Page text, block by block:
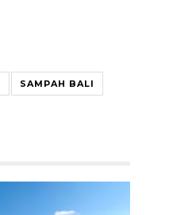
SAMPAH BALI